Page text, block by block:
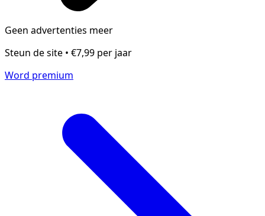
Geen advertenties meer
Steun de site • €7,99 per jaar
Word premium